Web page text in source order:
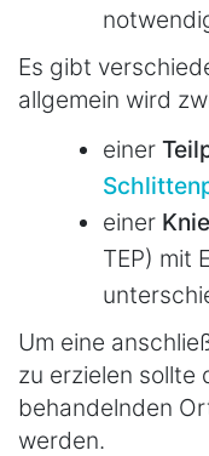
Es gibt
allgemein wird
einer
einer
TEP) mit
Um eine
zu erzielen sollte
behandelnden
werden.